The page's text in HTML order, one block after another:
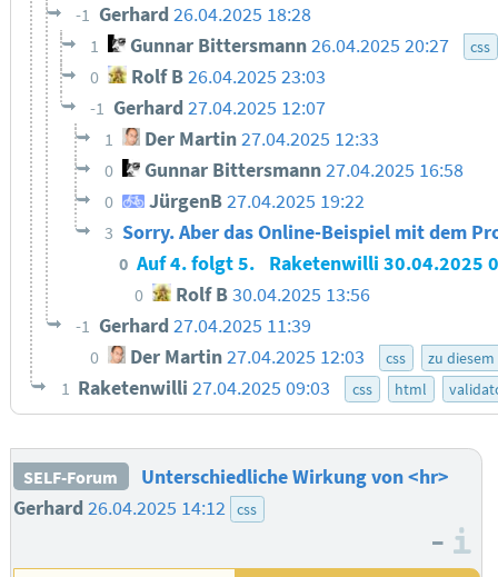
-1 Gerhard 26.04.2025 18:28
1 Gunnar Bittersmann26.04.2025 20:27 css
0 Rolf B 26.04.2025 23:03
-1 Gerhard 27.04.2025 12:07
1 Der Martin27.04.2025 12:33
0 Gunnar Bittersmann27.04.2025 16:58
0 JürgenB27.04.2025 19:22
3 Sorry. Aber das Online-Beispiel mit dem
0 Auf 4. folgt 5. Raketenwilli30.04.2025
0 Rolf B30.04.2025 13:56
-1 Gerhard 27.04.2025 11:39
0 Der Martin27.04.2025 12:03 css zu
1 Raketenwilli27.04.2025 09:03 css html
SELF-Forum
Unterschiedliche Wirkung von <hr>
Gerhard 26.04.2025 14:12 css
–